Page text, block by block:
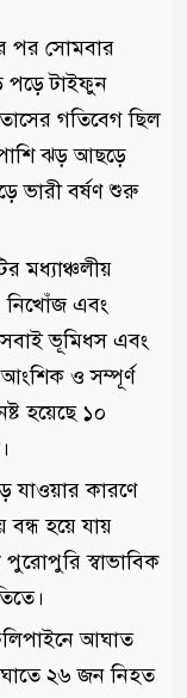
পর সোমবার
পড়ে টাইফুন
গতিবেগ ছিল
ঝড় আছড়ে
ভারী বর্ষণ শুরু
মধ্যাঞ্চলীয়
এবং
ভূমিধস এবং
আংশিক ও সম্পূর্ণ
হয়েছে ১০
যাওয়ার কারণে
হয়ে যায়
স্বাভাবিক
আঘাত
২৬ জন নিহত